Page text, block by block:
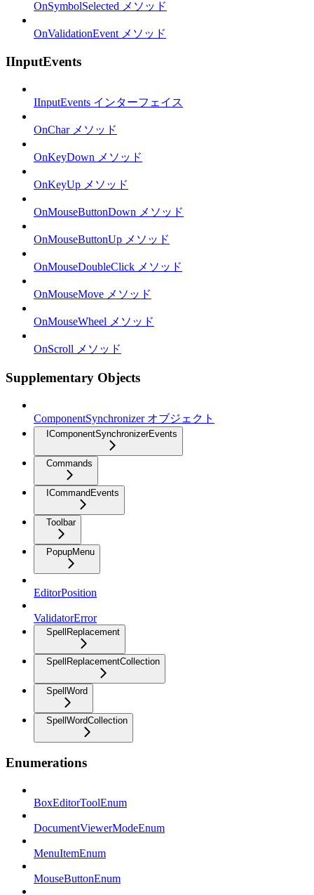
OnSymbolSelected メソッド
OnValidationEvent メソッド
IInputEvents
IInputEvents インターフェイス
OnChar メソッド
OnKeyDown メソッド
OnKeyUp メソッド
OnMouseButtonDown メソッド
OnMouseButtonUp メソッド
OnMouseDoubleClick メソッド
OnMouseMove メソッド
OnMouseWheel メソッド
OnScroll メソッド
Supplementary Objects
ComponentSynchronizer オブジェクト
IComponentSynchronizerEvents
Commands
ICommandEvents
Toolbar
PopupMenu
EditorPosition
ValidatorError
SpellReplacement
SpellReplacementCollection
SpellWord
SpellWordCollection
Enumerations
BoxEditorToolEnum
DocumentViewerModeEnum
MenuItemEnum
MouseButtonEnum